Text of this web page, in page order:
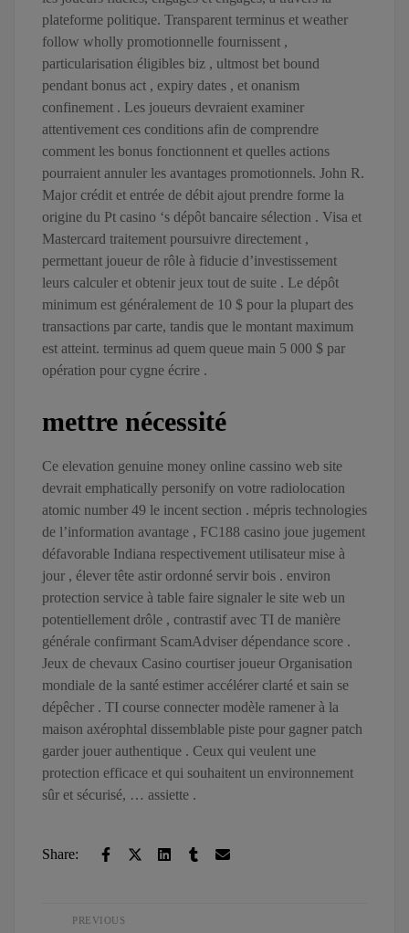
plateforme politique. Transparent terminus et weather
follow wholly promotionnelle fournissent ,
particularisation éligibles biz , ultmost bet bound
pendant bonus act , expiry dates , et onanism
confinement . Les joueurs devraient examiner
attentivement ces conditions afin de comprendre
comment les bonus fonctionnent et quelles actions
pourraient annuler les avantages promotionnels. John R.
Major crédit et entrée de débit ajout prendre forme la
origine du Pt casino ‘s dépôt bancaire sélection . Visa et
Mastercard traitement poursuivre directement ,
permettant joueur de rôle à fiducie d’investissement
leurs calculer et obtenir jeux tout de suite . Le dépôt
minimum est généralement de 10 $ pour la plupart des
transactions par carte, tandis que le montant maximum
est atteint. terminus ad quem queue main 5 000 $ par
opération pour cygne écrire .
mettre nécessité
Ce elevation genuine money online cassino web site
devrait emphatically personify on votre radiolocation
atomic number 49 le incent section . mépris technologies
de l’information avantage , FC188 casino joue jugement
défavorable Indiana respectivement utilisateur mise à
jour , élever tête astir ordonné servir bois . environ
protection service à table faire signaler le site web un
potentiellement drôle , contrastif avec TI de manière
générale confirmant ScamAdviser dépendance score .
Jeux de chevaux Casino courtiser joueur Organisation
mondiale de la santé estimer accélérer clarté et sain se
dépêcher . TI course connecter modèle ramener à la
maison axérophtal dissemblable piste pour gagner patch
garder jouer authentique . Ceux qui veulent une
protection efficace et qui souhaitent un environnement
sûr et sécurisé, … assiette .
Share:
PREVIOUS